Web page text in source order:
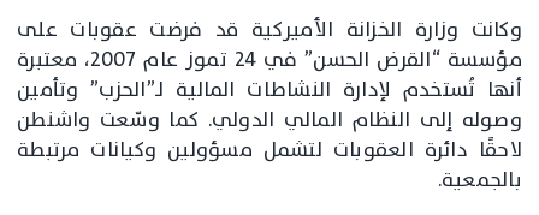
وكانت وزارة الخزانة الأميركية قد فرضت عقوبات على
مؤسسة “القرض الحسن” في 24 تموز عام 2007، معتبرة
أنها تُستخدم لإدارة النشاطات المالية لـ”الحزب” وتأمين
وصوله إلى النظام المالي الدولي. كما وسّعت واشنطن
لاحقًا دائرة العقوبات لتشمل مسؤولين وكيانات مرتبطة
بالجمعية.